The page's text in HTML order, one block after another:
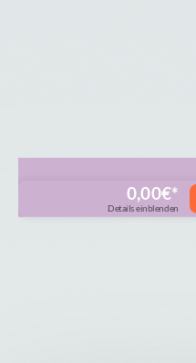
0,00€
Details einblenden